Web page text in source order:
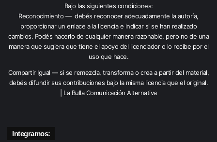
Bajo las siguientes condiciones:
Reconocimiento — debés reconocer adecuadamente la autoría,
proporcionar un enlace a la licencia e indicar si se han realizado
cambios. Podés hacerlo de cualquier manera razonable, pero no de una
manera que sugiera que tiene el apoyo del licenciador o lo recibe por el
uso que hace.
Compartir Igual — si se remezcla, transforma o crea a partir del material,
debés difundir sus contribuciones bajo la misma licencia que el original.
| La Bulla Comunicación Alternativa
Integramos: